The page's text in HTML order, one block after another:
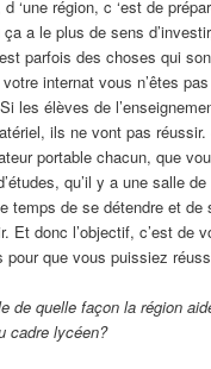
‘une région, c ‘est de
a le plus de sens
parfois des choses qui
internat vous n’êtes
les élèves de
ils ne vont pas réussir.
portable chacun, que
qu’il y a une salle
temps de se détendre et de
Et donc l’objectif, c’est de
pour que vous puissiez
de quelle façon la région
cadre lycéen?